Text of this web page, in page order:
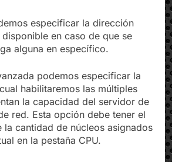
especificar la dirección
en caso de que se
podemos especificar la
habilitaremos las múltiples
la capacidad del servidor de
red. Esta opción debe tener el
cantidad de núcleos asignados